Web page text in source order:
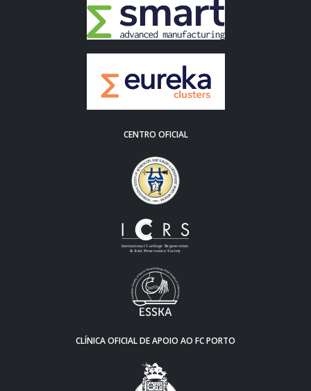
CENTRO OFICIAL
CLÍNICA OFICIAL DE APOIO AO FC PORTO